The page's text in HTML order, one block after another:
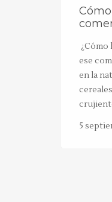
¿Cómo
ese
en la
5